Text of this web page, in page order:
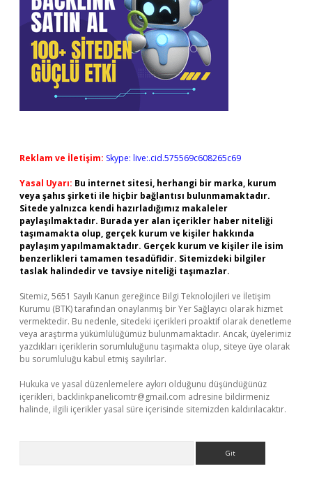
Reklam ve İletişim: Skype: live:.cid.575569c608265c69
Yasal Uyarı: Bu internet sitesi, herhangi bir marka, kurum
veya şahıs şirketi ile hiçbir bağlantısı bulunmamaktadır.
Sitede yalnızca kendi hazırladığımız makaleler
paylaşılmaktadır. Burada yer alan içerikler haber niteliği
taşımamakta olup, gerçek kurum ve kişiler hakkında
paylaşım yapılmamaktadır. Gerçek kurum ve kişiler ile isim
benzerlikleri tamamen tesadüfidir. Sitemizdeki bilgiler
taslak halindedir ve tavsiye niteliği taşımazlar.
Sitemiz, 5651 Sayılı Kanun gereğince Bilgi Teknolojileri ve İletişim
Kurumu (BTK) tarafından onaylanmış bir Yer Sağlayıcı olarak hizmet
vermektedir. Bu nedenle, sitedeki içerikleri proaktif olarak denetleme
veya araştırma yükümlülüğümüz bulunmamaktadır. Ancak, üyelerimiz
yazdıkları içeriklerin sorumluluğunu taşımakta olup, siteye üye olarak
bu sorumluluğu kabul etmiş sayılırlar.
Hukuka ve yasal düzenlemelere aykırı olduğunu düşündüğünüz
içerikleri, backlinkpanelicomtr@gmail.com adresine bildirmeniz
halinde, ilgili içerikler yasal süre içerisinde sitemizden kaldırılacaktır.